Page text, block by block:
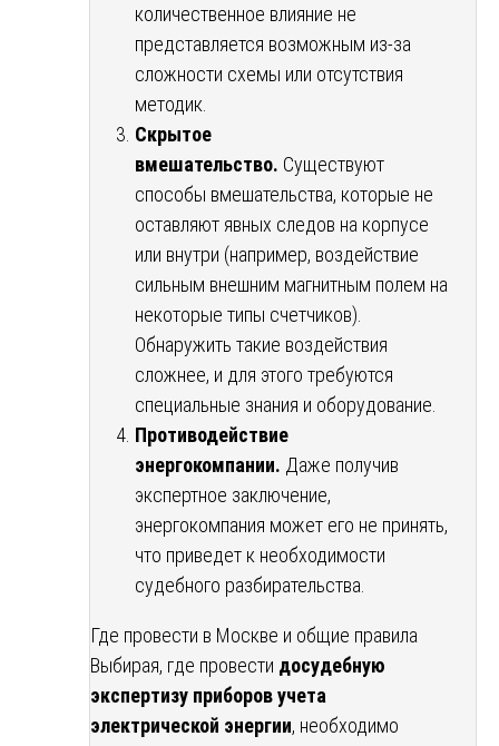
количественное влияние не
представляется возможным из-за
сложности схемы или отсутствия
методик.
Скрытое
вмешательство. Существуют
способы вмешательства, которые не
оставляют явных следов на корпусе
или внутри (например, воздействие
сильным внешним магнитным полем на
некоторые типы счетчиков).
Обнаружить такие воздействия
сложнее, и для этого требуются
специальные знания и оборудование.
Противодействие
энергокомпании. Даже получив
экспертное заключение,
энергокомпания может его не принять,
что приведет к необходимости
судебного разбирательства.
Где провести в Москве и общие правила
Выбирая, где провести досудебную
экспертизу приборов учета
электрической энергии, необходимо